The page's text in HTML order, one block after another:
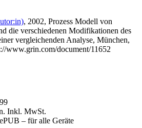
, 2002, Prozess Modell von
die verschiedenen Modifikationen des
vergleichenden Analyse, München,
www.grin.com/document/11652
Inkl. MwSt.
– für alle Geräte